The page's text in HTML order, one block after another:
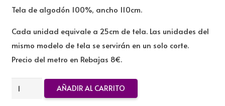
original
era:
3,00€.
actual
es:
2,00€.
Tela de algodón 100%, ancho 110cm.
Cada unidad equivale a 25cm de tela. Las unidades del
mismo modelo de tela se servirán en un solo corte.
Precio del metro en Rebajas 8€.
TELA
ALGODON
AÑADIR AL CARRITO